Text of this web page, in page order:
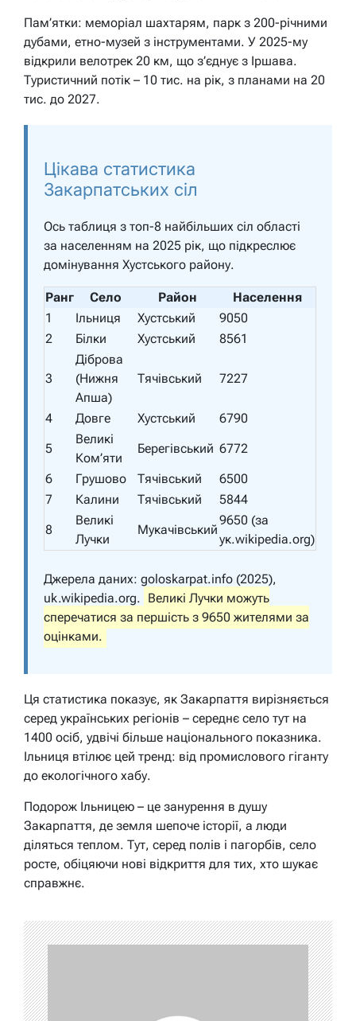
Пам’ятки: меморіал шахтарям, парк з 200-річними
дубами, етно-музей з інструментами. У 2025-му
відкрили велотрек 20 км, що з’єднує з Іршава.
Туристичний потік – 10 тис. на рік, з планами на 20
тис. до 2027.
Цікава статистика
Закарпатських сіл
Ось таблиця з топ-8 найбільших сіл області
за населенням на 2025 рік, що підкреслює
домінування Хустського району.
Ранг Село Район
Населення
1
Ільниця Хустський
9050
2
Білки Хустський 8561
3
Діброва
(Нижня
Апша)
Тячівський 7227
4 Довге Хустський
6790
5
Великі
Ком’яти
Берегівський 6772
6
Грушово Тячівський
6500
7
Калини Тячівський
5844
8
Великі
Лучки
Мукачівський
9650 (за
ук.wikipedia.org)
Джерела даних: goloskarpat.info (2025),
uk.wikipedia.org.
Великі Лучки можуть
сперечатися за першість з 9650 жителями за
оцінками.
Ця статистика показує, як Закарпаття вирізняється
серед українських регіонів – середнє село тут на
1400 осіб, удвічі більше національного показника.
Ільниця втілює цей тренд: від промислового гіганту
до екологічного хабу.
Подорож Ільницею – це занурення в душу
Закарпаття, де земля шепоче історії, а люди
діляться теплом. Тут, серед полів і пагорбів, село
росте, обіцяючи нові відкриття для тих, хто шукає
справжнє.